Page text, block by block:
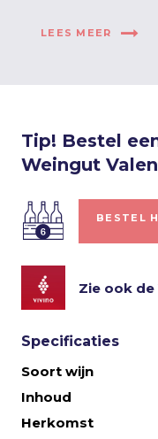
LEES MEER
Tip! Bestel
Weingut
BESTEL
Zie ook
Specificaties
Soort wijn
Inhoud
Herkomst